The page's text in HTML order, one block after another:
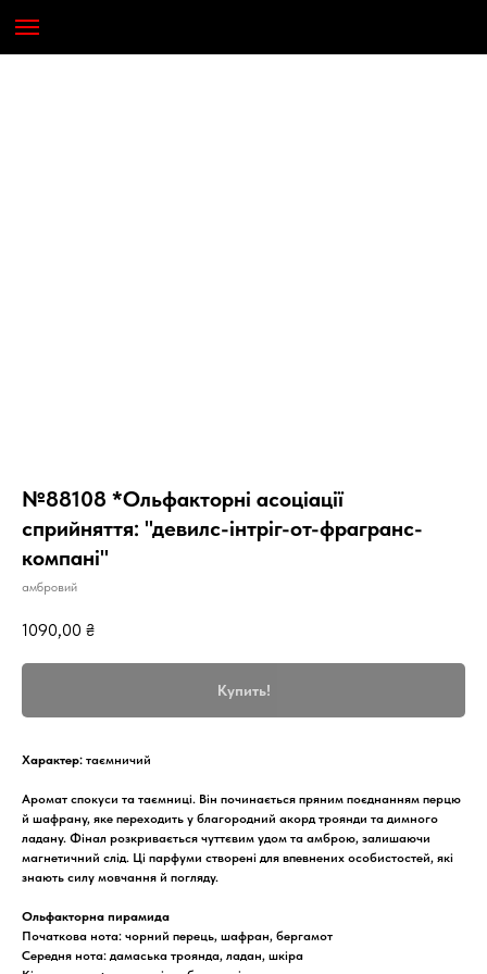
№88108 *Ольфакторні асоціації
сприйняття: "девилс-інтріг-от-фрагранс-
компані"
амбровий
1090,00 ₴
Купить!
Характер: таємничий
Аромат спокуси та таємниці. Він починається пряним поєднанням перцю
й шафрану, яке переходить у благородний акорд троянди та димного
ладану. Фінал розкривається чуттєвим удом та амброю, залишаючи
магнетичний слід. Ці парфуми створені для впевнених особистостей, які
знають силу мовчання й погляду.
Ольфакторна пирамида
Початкова нота: чорний перець, шафран, бергамот
Середня нота: дамаська троянда, ладан, шкіра